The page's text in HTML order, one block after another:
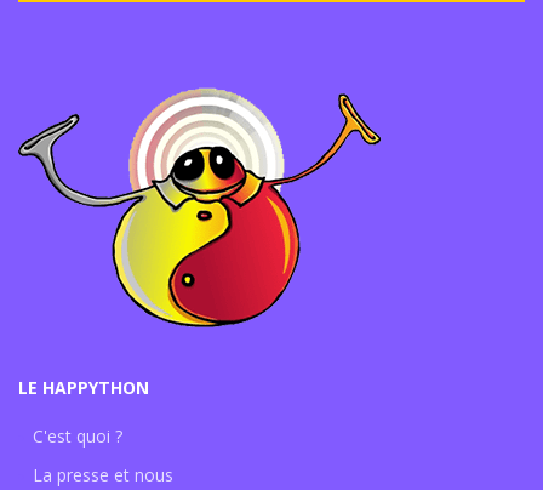
LE HAPPYTHON
C'est quoi ?
La presse et nous